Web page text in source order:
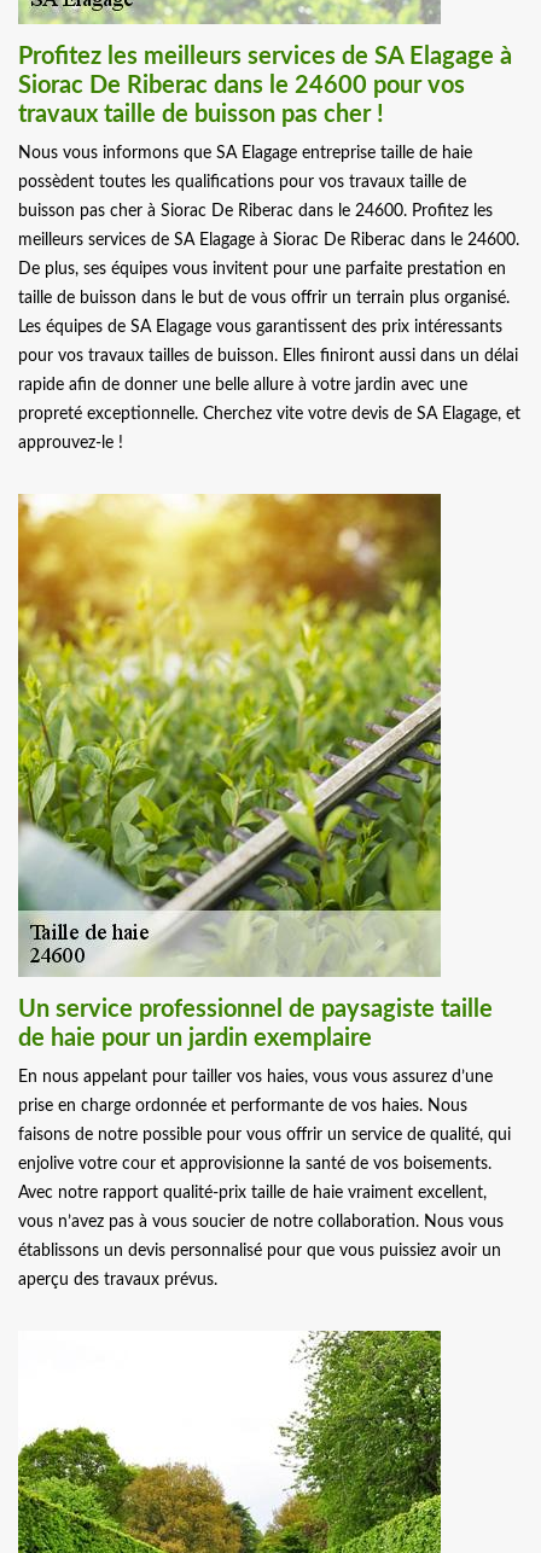
Profitez les meilleurs services de SA Elagage à
Siorac De Riberac dans le 24600 pour vos
travaux taille de buisson pas cher !
Nous vous informons que SA Elagage entreprise taille de haie
possèdent toutes les qualifications pour vos travaux taille de
buisson pas cher à Siorac De Riberac dans le 24600. Profitez les
meilleurs services de SA Elagage à Siorac De Riberac dans le 24600.
De plus, ses équipes vous invitent pour une parfaite prestation en
taille de buisson dans le but de vous offrir un terrain plus organisé.
Les équipes de SA Elagage vous garantissent des prix intéressants
pour vos travaux tailles de buisson. Elles finiront aussi dans un délai
rapide afin de donner une belle allure à votre jardin avec une
propreté exceptionnelle. Cherchez vite votre devis de SA Elagage, et
approuvez-le !
Un service professionnel de paysagiste taille
de haie pour un jardin exemplaire
En nous appelant pour tailler vos haies, vous vous assurez d’une
prise en charge ordonnée et performante de vos haies. Nous
faisons de notre possible pour vous offrir un service de qualité, qui
enjolive votre cour et approvisionne la santé de vos boisements.
Avec notre rapport qualité-prix taille de haie vraiment excellent,
vous n’avez pas à vous soucier de notre collaboration. Nous vous
établissons un devis personnalisé pour que vous puissiez avoir un
aperçu des travaux prévus.